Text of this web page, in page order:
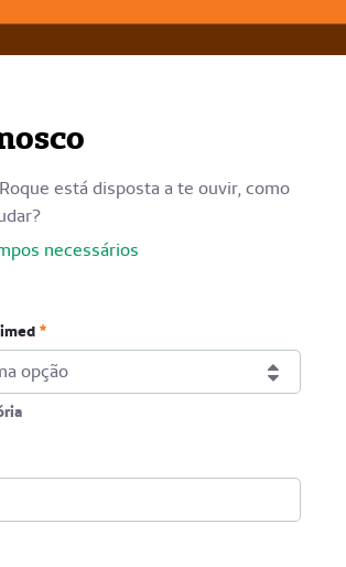
está disposta a te ouvir, como
necessários
opção